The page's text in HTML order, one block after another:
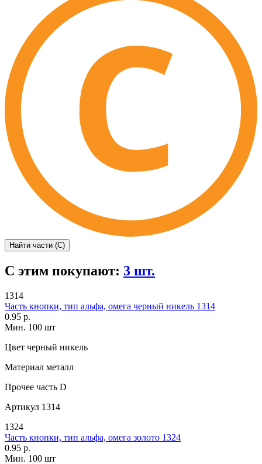
Найти части (C)
С этим покупают: 3 шт.
1314
Часть кнопки, тип альфа, омега черный никель 1314
0.95 р.
Мин. 100 шт
Цвет черный никель
Материал металл
Прочее часть D
Артикул 1314
1324
Часть кнопки, тип альфа, омега золото 1324
0.95 р.
Мин. 100 шт